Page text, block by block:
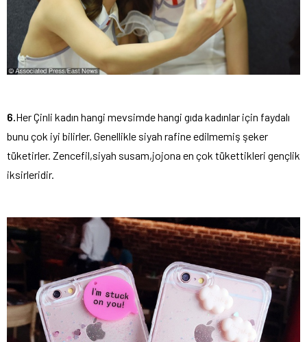
6.Her Çinli kadın hangi mevsimde hangi gıda kadınlar için faydalı
bunu çok iyi bilirler. Genellikle siyah rafine edilmemiş şeker
tüketirler. Zencefil,siyah susam,jojona en çok tükettikleri gençlik
iksirleridir.